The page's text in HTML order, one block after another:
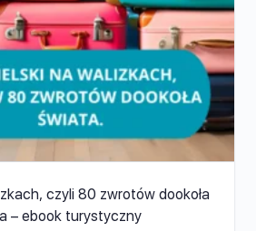
czyli 80 zwrotów dookoła
– ebook turystyczny